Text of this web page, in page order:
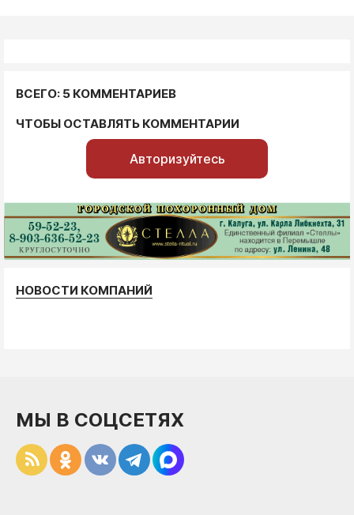
ВСЕГО: 5 КОММЕНТАРИЕВ
ЧТОБЫ ОСТАВЛЯТЬ КОММЕНТАРИИ
Авторизуйтесь
НОВОСТИ КОМПАНИЙ
МЫ В СОЦСЕТЯХ